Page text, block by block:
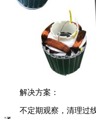
解决方案：
不定期观察，清理过线